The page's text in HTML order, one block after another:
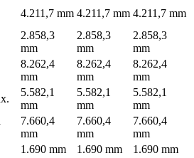
4.211,7 mm 4.211,7 mm 4.211,7 mm
2.858,3
mm
2.858,3
mm
2.858,3
mm
8.262,4
mm
8.262,4
mm
8.262,4
mm
5.582,1
mm
5.582,1
mm
5.582,1
mm
7.660,4
mm
7.660,4
mm
7.660,4
mm
1.690 mm 1.690 mm 1.690 mm